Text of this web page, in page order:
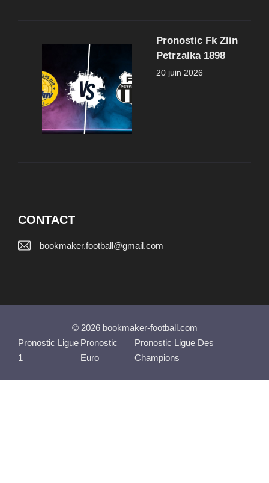
Pronostic Fk Zlin
Petrzalka 1898
20 juin 2026
CONTACT
bookmaker.football@gmail.com
© 2026 bookmaker-football.com
Pronostic Ligue
1
Pronostic
Euro
Pronostic Ligue Des
Champions